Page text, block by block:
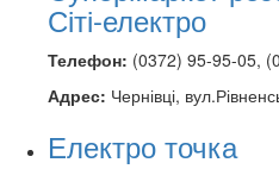
Сіті-електро
Телефон: (0372) 95-95-05,
Адрес: Чернівці,
Електро точка